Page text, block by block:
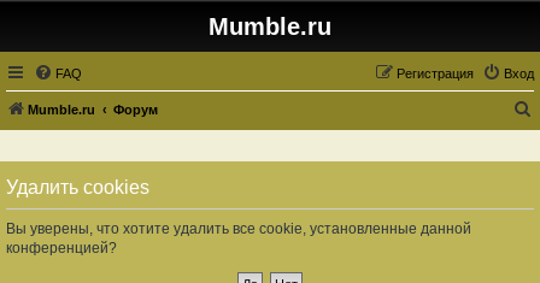
Mumble.ru
FAQ Вход
Регистрация
Mumble.ru Форум
и
Удалить cookies
Вы уверены, что хотите удалить все cookie, установленные данной
конференцией?